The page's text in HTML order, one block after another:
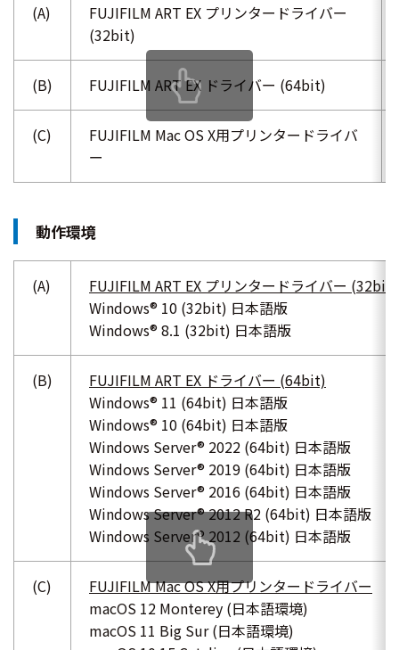
(A)
FUJIFILM ART EX プリンタードライバー
(32bit)
(B) FUJIFILM ART EX ドライバー (64bit)
(C)
FUJIFILM Mac OS X用プリンタードライバ
ー
動作環境
(A)
FUJIFILM ART EX プリンタードライバー (32bit)
Windows® 10 (32bit) 日本語版
Windows® 8.1 (32bit) 日本語版
(B)
FUJIFILM ART EX ドライバー (64bit)
Windows® 11 (64bit) 日本語版
Windows® 10 (64bit) 日本語版
Windows Server® 2022 (64bit) 日本語版
Windows Server® 2019 (64bit) 日本語版
Windows Server® 2016 (64bit) 日本語版
Windows Server® 2012 R2 (64bit) 日本語版
Windows Server® 2012 (64bit) 日本語版
(C)
FUJIFILM Mac OS X用プリンタードライバー
macOS 12 Monterey (日本語環境)
macOS 11 Big Sur (日本語環境)